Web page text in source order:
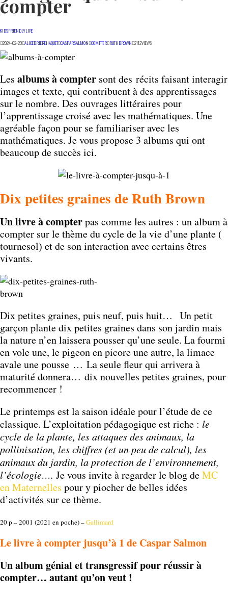
compter
KIDSFRIENDLYLIRE
2024-02-23 ALICEBRIEREHAQUET CASPARSALMON COMPTER RUTHBROWN 2112VIEWS
Les albums à compter sont des récits faisant interagir
images et texte, qui contribuent à des apprentissages
sur le nombre. Des ouvrages littéraires pour
l’apprentissage croisé avec les mathématiques. Une
agréable façon pour se familiariser avec les
mathématiques. Je vous propose 3 albums qui ont
beaucoup de succès ici.
Dix petites graines de Ruth Brown
Un livre à compterpas comme les autres : un album à
compter sur le thème du cycle de la vie d’une plante (
tournesol) et de son interaction avec certains êtres
vivants.
Dix petites graines, puis neuf, puis huit… Un petit
garçon plante dix petites graines dans son jardin mais
la nature n’en laissera pousser qu’une seule. La fourmi
en vole une, le pigeon en picore une autre, la limace
avale une pousse … La seule fleur qui arrivera à
maturité donnera… dix nouvelles petites graines, pour
recommencer !
Le printemps est la saison idéale pour l’étude de ce
classique. L’exploitation pédagogique est riche : le
cycle de la plante, les attaques des animaux, la
pollinisation, les chiffres (et un peu de calcul), les
animaux du jardin, la protection de l’environnement,
l’écologie…. Je vous invite à regarder le blog deMC
en Maternelles pour y piocher de belles idées
d’activités sur ce thème.
20 p – 2001 (2021 en poche) –Gallimard
Le livre à compter jusqu’à 1 de Caspar Salmon
Un album génial et transgressif pour réussir à
compter… autant qu’on veut !